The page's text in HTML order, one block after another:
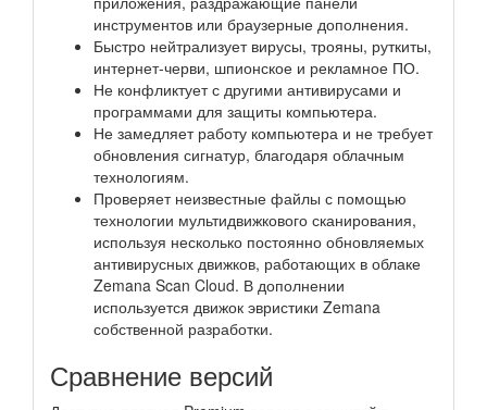
инструментов или браузерные дополнения.
Быстро нейтрализует вирусы, трояны, руткиты,
интернет-черви, шпионское и рекламное ПО.
Не конфликтует с другими антивирусами и
программами для защиты компьютера.
Не замедляет работу компьютера и не требует
обновления сигнатур, благодаря облачным
технологиям.
Проверяет неизвестные файлы с помощью
технологии мультидвижкового сканирования,
используя несколько постоянно обновляемых
антивирусных движков, работающих в облаке
Zemana Scan Cloud. В дополнении
используется движок эвристики Zemana
собственной разработки.
Сравнение версий